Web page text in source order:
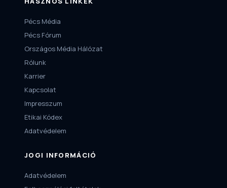
Pécs Média
Pécs Fórum
Országos Média Hálózat
Rólunk
Karrier
Kapcsolat
Impresszum
Etikai Kódex
Adatvédelem
JOGI INFORMÁCIÓ
Adatvédelem